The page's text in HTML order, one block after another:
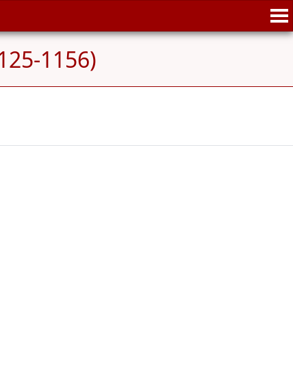
1156)